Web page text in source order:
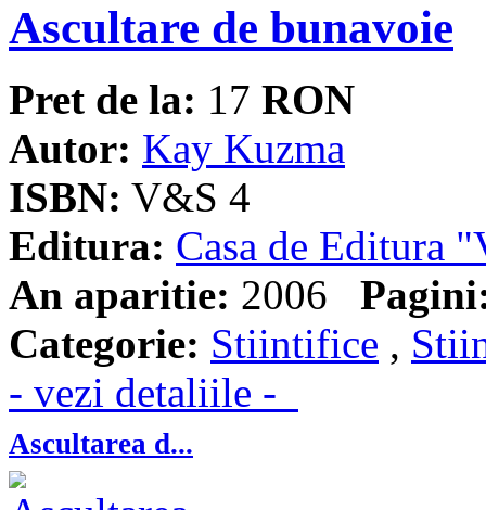
Ascultare de bunavoie
Pret de la: 17 RON
Autor: Kay Kuzma
ISBN: V&S 4
Editura: Casa de Editura
An aparitie: 2006
Categorie: Stiintifice ,
- vezi detaliile -
Ascultarea d...